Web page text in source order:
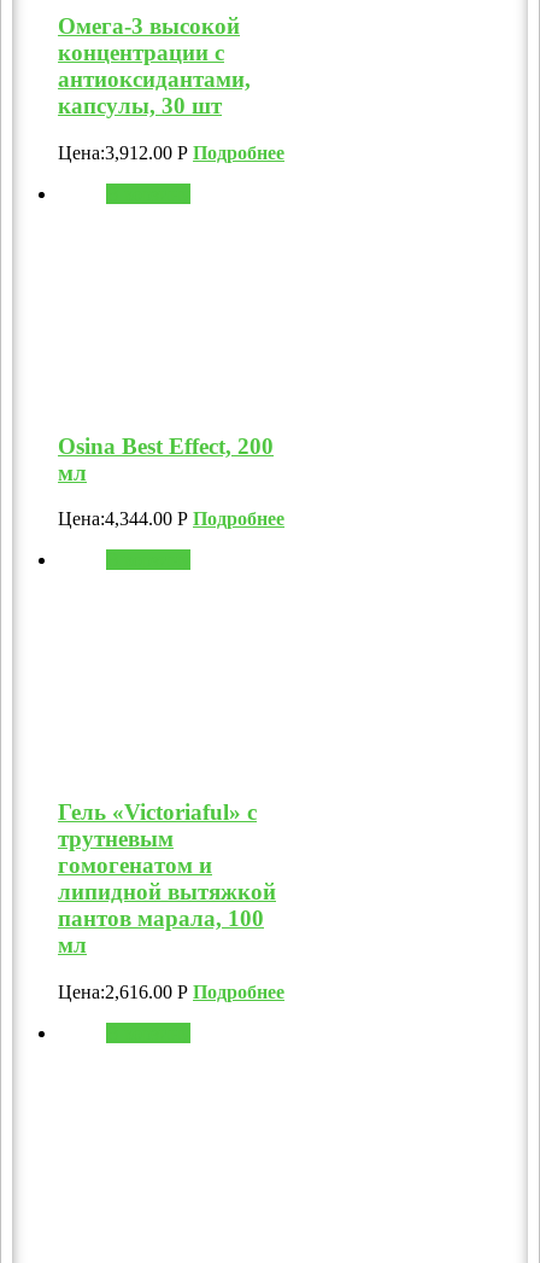
Омега-3 высокой
концентрации с
антиоксидантами,
капсулы, 30 шт
Цена:3,912.00 Р Подробнее
Osina Best Effect, 200
мл
Цена:4,344.00 Р Подробнее
Гель «Victoriaful» с
трутневым
гомогенатом и
липидной вытяжкой
пантов марала, 100
мл
Цена:2,616.00 Р Подробнее